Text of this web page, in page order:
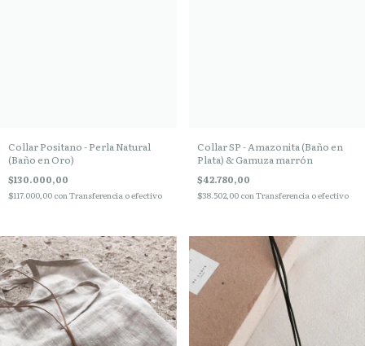
Collar Positano - Perla Natural
(Baño en Oro)
$130.000,00
$117.000,00 conTransferencia o efectivo
Collar SP - Amazonita (Baño en
Plata) & Gamuza marrón
$42.780,00
$38.502,00 conTransferencia o efectivo